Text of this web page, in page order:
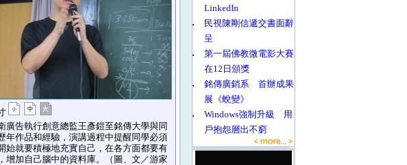
廣告執行創意總監王彥鎧至銘傳大學與同
年作品和經驗，演講過程中提醒同學必須
始就要積極地充實自己，在各方面都要有
增加自己腦中的資料庫。（圖、文／游家
LinkedIn
‧
民視陳剛信遞交書面辭
呈
‧
第一屆佛教微電影大賽
在12日頒獎
‧
銘傳廣銷系 首辦成果
展《蛻變》
‧
Windows強制升級 用
戶抱怨層出不窮